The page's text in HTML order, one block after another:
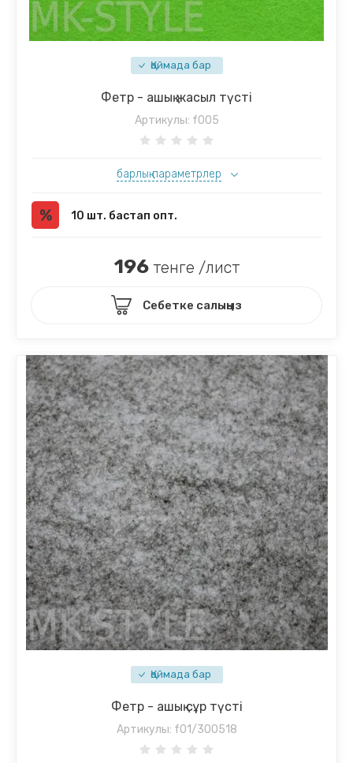
Қоймада бар
Фетр - ашық жасыл түсті
Артикулы: f005
барлық параметрлер
10 шт. бастап опт.
196тенге /лист
Себетке салыңыз
Қоймада бар
Фетр - ашық сұр түсті
Артикулы: f01/300518